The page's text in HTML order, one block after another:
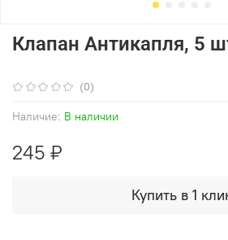
(0)
Наличие: В наличии
Клапан Антикапля, 5
245 ₽
Купить в 1